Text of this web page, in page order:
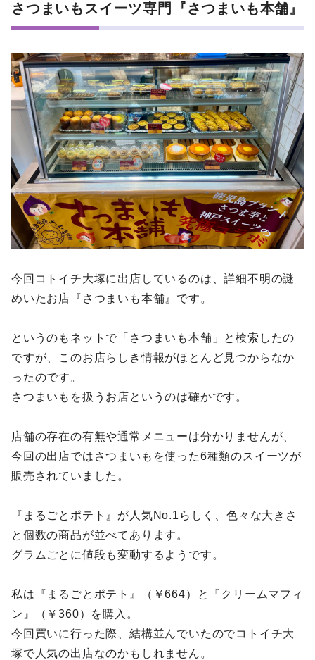
さつまいもスイーツ専門『さつまいも本舗』
今回コトイチ大塚に出店しているのは、詳細不明の謎
めいたお店『さつまいも本舗』です。
というのもネットで「さつまいも本舗」と検索したの
ですが、このお店らしき情報がほとんど見つからなか
ったのです。
さつまいもを扱うお店というのは確かです。
店舗の存在の有無や通常メニューは分かりませんが、
今回の出店ではさつまいもを使った6種類のスイーツが
販売されていました。
『まるごとポテト』が人気No.1らしく、色々な大きさ
と個数の商品が並べてあります。
グラムごとに値段も変動するようです。
私は『まるごとポテト』（￥664）と『クリームマフィ
ン』（￥360）を購入。
今回買いに行った際、結構並んでいたのでコトイチ大
塚で人気の出店なのかもしれません。